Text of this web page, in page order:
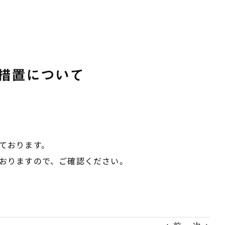
置について
ります。
ますので、ご確認ください。